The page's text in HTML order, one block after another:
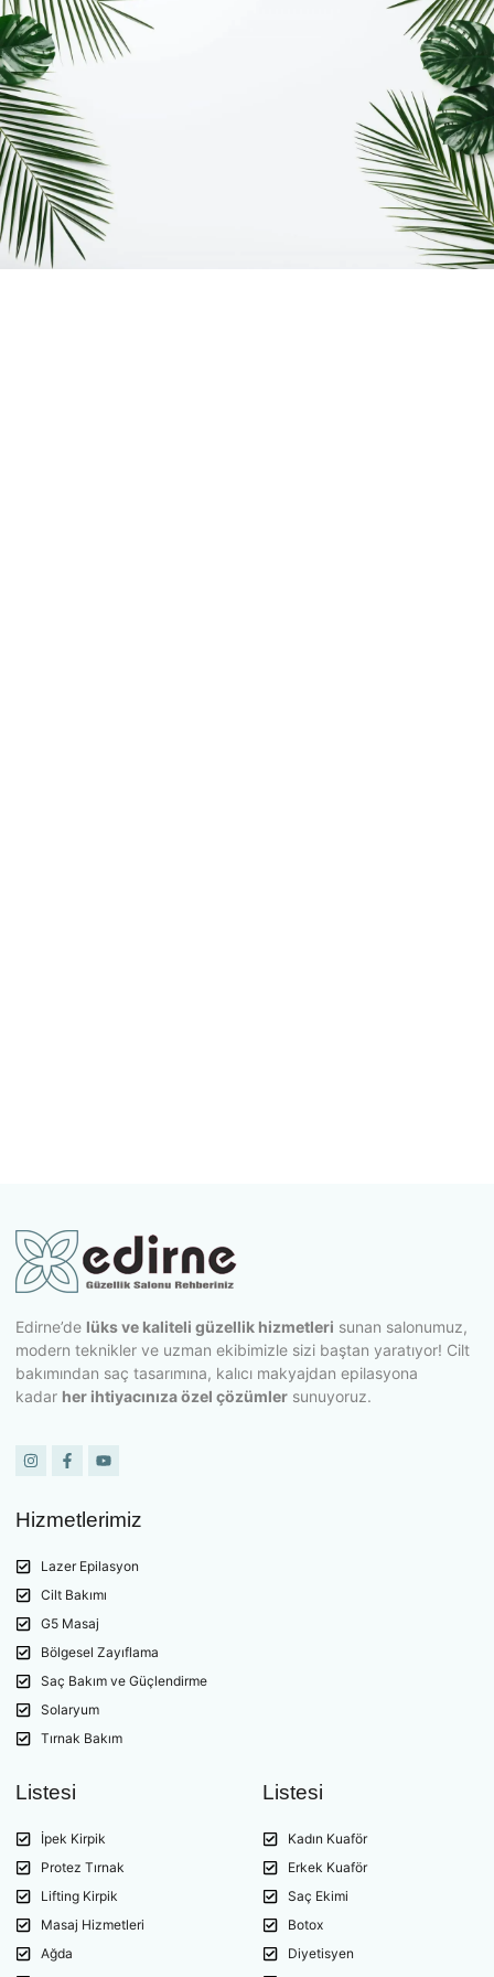
Edirne’de lüks ve kaliteli güzellik hizmetleri sunan salonumuz,
modern teknikler ve uzman ekibimizle sizi baştan yaratıyor! Cilt
bakımından saç tasarımına, kalıcı makyajdan epilasyona
kadar her ihtiyacınıza özel çözümler sunuyoruz.
Hizmetlerimiz
Lazer Epilasyon
Cilt Bakımı
G5 Masaj
Bölgesel Zayıflama
Saç Bakım ve Güçlendirme
Solaryum
Tırnak Bakım
Listesi
İpek Kirpik
Protez Tırnak
Lifting Kirpik
Masaj Hizmetleri
Ağda
Listesi
Kadın Kuaför
Erkek Kuaför
Saç Ekimi
Botox
Diyetisyen